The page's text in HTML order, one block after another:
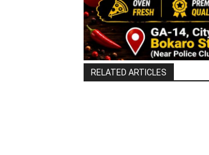
RELATED ARTICLES